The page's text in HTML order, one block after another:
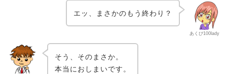
あくび100lady
エッ、まさかのもう終わり？
そう、そのまさか。
本当におしまいです。